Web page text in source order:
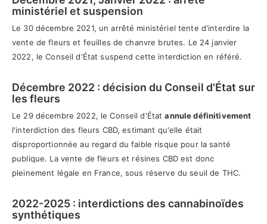
ministériel et suspension
Le 30 décembre 2021, un arrêté ministériel tente d'interdire la
vente de fleurs et feuilles de chanvre brutes. Le 24 janvier
2022, le Conseil d'État suspend cette interdiction en référé.
Décembre 2022 : décision du Conseil d'État sur
les fleurs
Le 29 décembre 2022, le Conseil d'Étatannule définitivement
l'interdiction des fleurs CBD, estimant qu'elle était
disproportionnée au regard du faible risque pour la santé
publique. La vente de fleurs et résines CBD est donc
pleinement légale en France, sous réserve du seuil de THC.
2022-2025 : interdictions des cannabinoïdes
synthétiques